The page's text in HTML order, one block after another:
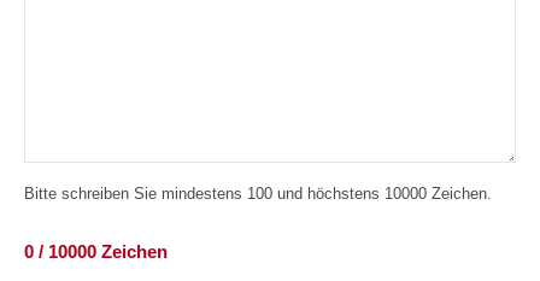
Bitte schreiben Sie mindestens 100 und höchstens 10000 Zeichen.
0 / 10000 Zeichen